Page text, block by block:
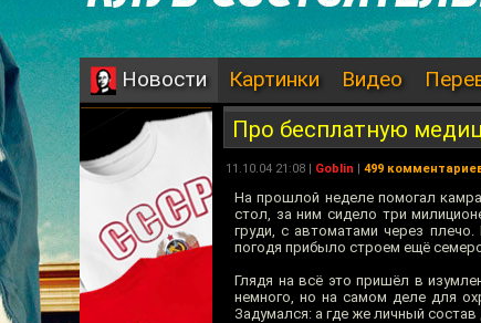
Новости Картинки Видео
Про бесплатную
11.10.04 21:08 | Goblin | 499
На прошлой неделе помогал
стол, за ним сидело три
груди, с автоматами через
погодя прибыло строем ещё
Глядя на всё это пришёл в
немного, но на самом деле для
Задумался: а где же личный